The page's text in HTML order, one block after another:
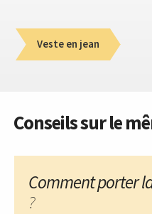
Veste en jean
Conseils sur le
Comment porter
?